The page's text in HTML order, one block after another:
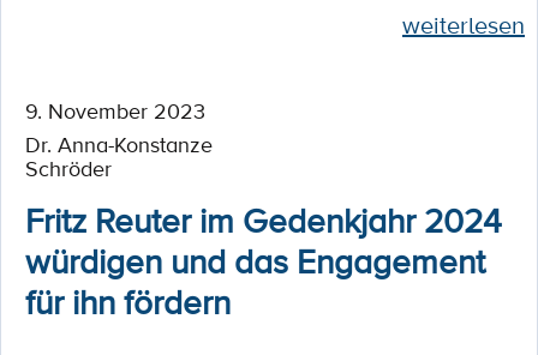
weiterlesen
9. November 2023
Dr. Anna-Konstanze
Schröder
Fritz Reuter im Gedenkjahr 2024
würdigen und das Engagement
für ihn fördern